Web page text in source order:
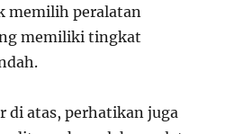
memilih peralatan
memiliki tingkat
di atas, perhatikan juga